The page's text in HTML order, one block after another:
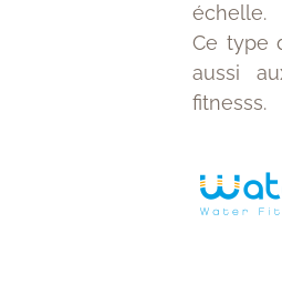
échelle.
Ce type
aussi
fitnesss.